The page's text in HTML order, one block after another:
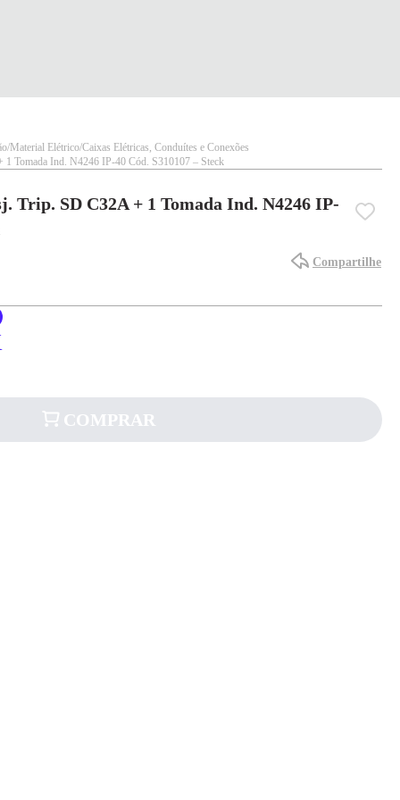
Material Elétrico Caixas Elétricas, Conduítes e Conexões
Tomada Ind. N4246 IP-40 Cód. S310107 – Steck
Trip. SD C32A + 1 Tomada Ind. N4246 IP-
Compartilhe
COMPRAR